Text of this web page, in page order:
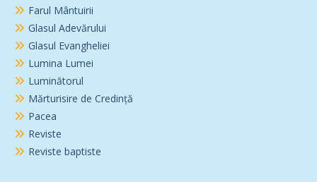
Farul Mântuirii
Glasul Adevărului
Glasul Evangheliei
Lumina Lumei
Luminătorul
Mărturisire de Credință
Pacea
Reviste
Reviste baptiste